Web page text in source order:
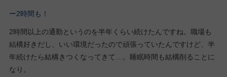
ー2時間も！
2時間以上の通勤というのを半年くらい続けたんですね。職場も
結構好きだし、いい環境だったので頑張っていたんですけど、半
年続けたら結構きつくなってきて…。睡眠時間も結構削ることに
なり。